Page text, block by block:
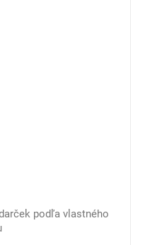
podľa vlastného